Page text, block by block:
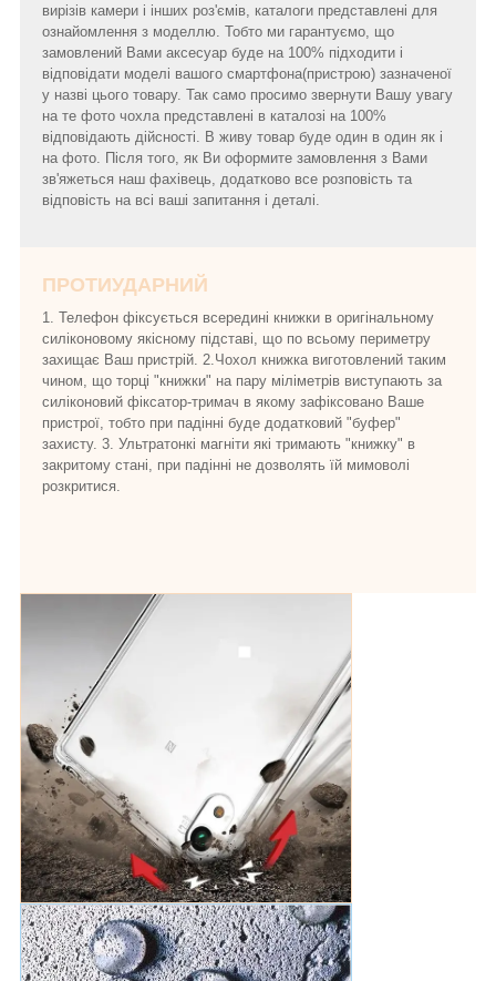
вирізів камери і інших роз'ємів, каталоги представлені для
ознайомлення з моделлю. Тобто ми гарантуємо, що
замовлений Вами аксесуар буде на 100% підходити і
відповідати моделі вашого смартфона(пристрою) зазначеної
у назві цього товару. Так само просимо звернути Вашу увагу
на те фото чохла представлені в каталозі на 100%
відповідають дійсності. В живу товар буде один в один як і
на фото. Після того, як Ви оформите замовлення з Вами
зв'яжеться наш фахівець, додатково все розповість та
відповість на всі ваші запитання і деталі.
ПРОТИУДАРНИЙ
1. Телефон фіксується всередині книжки в оригінальному
силіконовому якісному підставі, що по всьому периметру
захищає Ваш пристрій. 2.Чохол книжка виготовлений таким
чином, що торці "книжки" на пару міліметрів виступають за
силіконовий фіксатор-тримач в якому зафіксовано Ваше
пристрої, тобто при падінні буде додатковий "буфер"
захисту. 3. Ультратонкі магніти які тримають "книжку" в
закритому стані, при падінні не дозволять їй мимоволі
розкритися.